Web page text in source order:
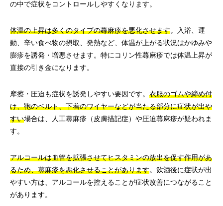
の中で症状をコントロールしやすくなります。
体温の上昇は多くのタイプの蕁麻疹を悪化させます。入浴、運
動、辛い食べ物の摂取、発熱など、体温が上がる状況はかゆみや
膨疹を誘発・増悪させます。特にコリン性蕁麻疹では体温上昇が
直接の引き金になります。
摩擦・圧迫も症状を誘発しやすい要因です。 衣服のゴムや締め付
け、鞄のベルト、下着のワイヤーなどが当たる部分に症状が出や
すい場合は、人工蕁麻疹（皮膚描記症）や圧迫蕁麻疹が疑われま
す。
アルコールは血管を拡張させてヒスタミンの放出を促す作用があ
るため、蕁麻疹を悪化させることがあります。飲酒後に症状が出
やすい方は、アルコールを控えることが症状改善につながること
があります。